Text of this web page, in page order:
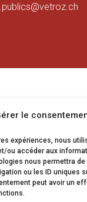
le
expériences, nous
ou accéder aux
nous permettra
ou les ID uniques
peut avoir un